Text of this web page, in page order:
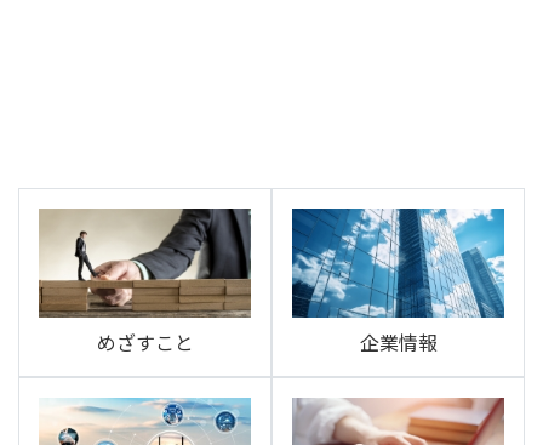
めざすこと 企業情報